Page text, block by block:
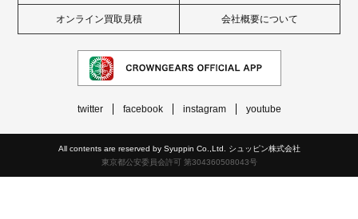
オンライン買取見積 会社概要について
twitter facebook instagram youtube
All contents are reserved by Syuppin Co.,Ltd. シュッピン株式会社
東京都公安委員会許可 第304360508043号